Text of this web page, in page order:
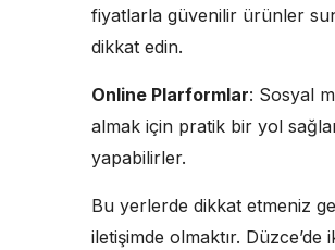
fiyatlarla güvenilir ürünler
dikkat edin.
Online Plarformlar: Sosyal
almak için pratik bir yol
yapabilirler.
Bu yerlerde dikkat etmeniz
iletişimde olmaktır.